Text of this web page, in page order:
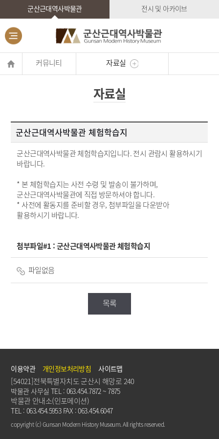
군산근대역사박물관 전시 및 아카이브
커뮤니티 자료실
자료실
군산근대역사박물관 체험학습지
군산근대역사박물관 체험학습지입니다. 전시 관람시 활용하시기
바랍니다.
* 본 체험학습지는 사전 수령 및 발송이 불가하며,
군산근대역사박물관에 직접 방문하셔야 합니다.
* 사전에 활동지를 준비할 경우, 첨부파일을 다운받아
활용하시기 바랍니다.
첨부파일#1 :군산근대역사박물관 체험학습지
파일없음
목록
이용약관 개인정보처리방침 사이트맵
[54021]전북특별자치도 군산시 해망로 240
박물관 사무실 TEL : 063.454.7872 ~ 7875
박물관 안내소(인포메이션)
TEL : 063.454.5953 FAX : 063.454.6047
copyright (c) Gunsan Modern History Museum. All rights reserved.